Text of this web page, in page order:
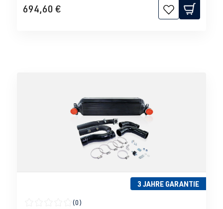
694,60 €
3 JAHRE GARANTIE
(0)